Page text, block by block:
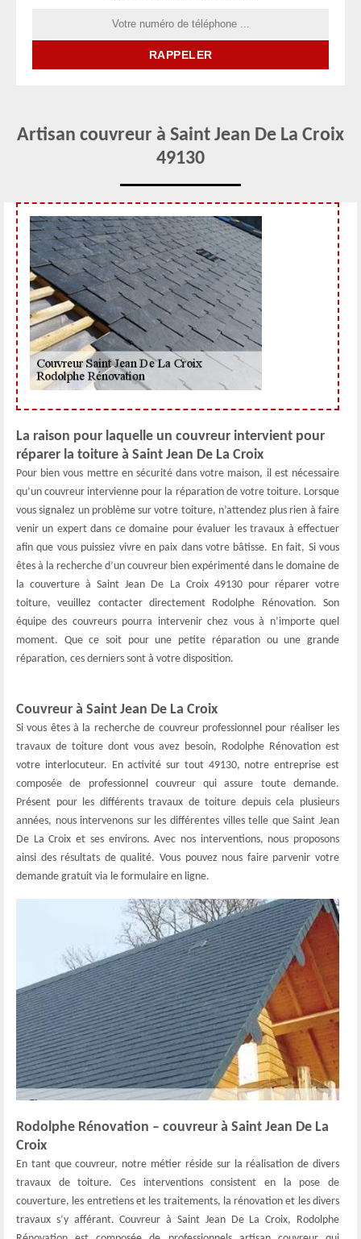
Artisan couvreur à Saint Jean De La Croix
49130
La raison pour laquelle un couvreur intervient pour
réparer la toiture à Saint Jean De La Croix
Pour bien vous mettre en sécurité dans votre maison, il est nécessaire
qu’un couvreur intervienne pour la réparation de votre toiture. Lorsque
vous signalez un problème sur votre toiture, n’attendez plus rien à faire
venir un expert dans ce domaine pour évaluer les travaux à effectuer
afin que vous puissiez vivre en paix dans votre bâtisse. En fait, Si vous
êtes à la recherche d’un couvreur bien expérimenté dans le domaine de
la couverture à Saint Jean De La Croix 49130 pour réparer votre
toiture, veuillez contacter directement Rodolphe Rénovation. Son
équipe des couvreurs pourra intervenir chez vous à n’importe quel
moment. Que ce soit pour une petite réparation ou une grande
réparation, ces derniers sont à votre disposition.
Couvreur à Saint Jean De La Croix
Si vous êtes à la recherche de couvreur professionnel pour réaliser les
travaux de toiture dont vous avez besoin, Rodolphe Rénovation est
votre interlocuteur. En activité sur tout 49130, notre entreprise est
composée de professionnel couvreur qui assure toute demande.
Présent pour les différents travaux de toiture depuis cela plusieurs
années, nous intervenons sur les différentes villes telle que Saint Jean
De La Croix et ses environs. Avec nos interventions, nous proposons
ainsi des résultats de qualité. Vous pouvez nous faire parvenir votre
demande gratuit via le formulaire en ligne.
Rodolphe Rénovation – couvreur à Saint Jean De La
Croix
En tant que couvreur, notre métier réside sur la réalisation de divers
travaux de toiture. Ces interventions consistent en la pose de
couverture, les entretiens et les traitements, la rénovation et les divers
travaux s’y afférant. Couvreur à Saint Jean De La Croix, Rodolphe